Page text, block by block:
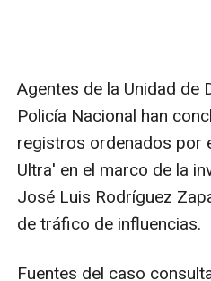
Agentes de la Unidad de
Policía Nacional han
registros ordenados por
Ultra' en el marco de la
José Luis Rodríguez
de tráfico de influencias.
Fuentes del caso